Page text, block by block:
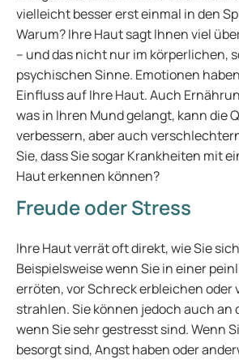
vielleicht besser erst einmal in den
Warum? Ihre Haut sagt Ihnen viel
– und das nicht nur im körperlichen,
psychischen Sinne. Emotionen
Einfluss auf Ihre Haut. Auch
was in Ihren Mund gelangt, kann die
verbessern, aber auch
Sie, dass Sie sogar Krankheiten mit
Haut erkennen können?
Freude oder Stress
Ihre Haut verrät oft direkt, wie Sie
Beispielsweise wenn Sie in einer
erröten, vor Schreck erbleichen oder
strahlen. Sie können jedoch auch an
wenn Sie sehr gestresst sind. Wenn
besorgt sind, Angst haben oder